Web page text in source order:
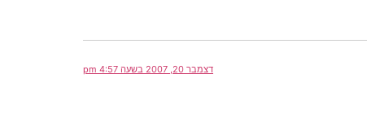
דצמבר 20, 2007 בשעה 4:57 pm